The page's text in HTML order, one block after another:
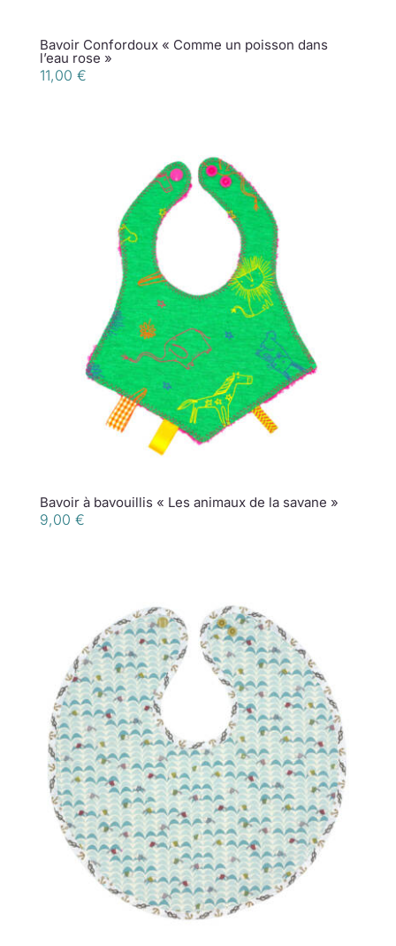
Bavoir Confordoux « Comme un poisson dans
l’eau rose »
11,00 €
Bavoir à bavouillis « Les animaux de la savane »
9,00 €